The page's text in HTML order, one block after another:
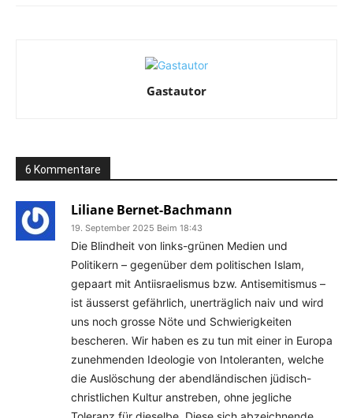
Gastautor
6 Kommentare
Liliane Bernet-Bachmann
19. September 2025 Beim 18:43
Die Blindheit von links-grünen Medien und
Politikern – gegenüber dem politischen Islam,
gepaart mit Antiisraelismus bzw. Antisemitismus –
ist äusserst gefährlich, unerträglich naiv und wird
uns noch grosse Nöte und Schwierigkeiten
bescheren. Wir haben es zu tun mit einer in Europa
zunehmenden Ideologie von Intoleranten, welche
die Auslöschung der abendländischen jüdisch-
christlichen Kultur anstreben, ohne jegliche